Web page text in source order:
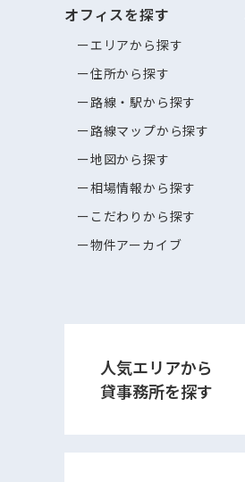
オフィスを探す
エリアから探す
住所から探す
路線・駅から探す
路線マップから探す
地図から探す
相場情報から探す
こだわりから探す
物件アーカイブ
人気エリアから
貸事務所を探す